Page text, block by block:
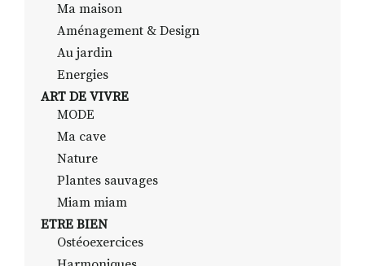
Ma maison
Aménagement & Design
Au jardin
Energies
ART DE VIVRE
MODE
Ma cave
Nature
Plantes sauvages
Miam miam
ETRE BIEN
Ostéoexercices